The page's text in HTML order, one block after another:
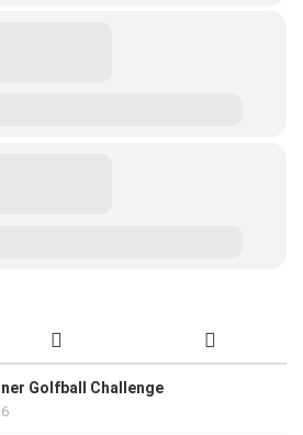
Golfball Challenge